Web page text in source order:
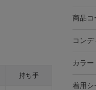
持ち手
商品コ
コンデ
カラー
着用シ